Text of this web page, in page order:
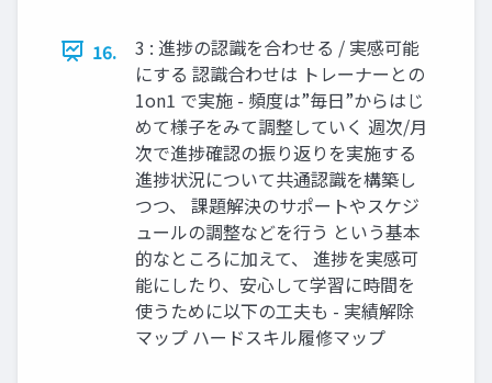
16.
3 : 進捗の認識を合わせる / 実感可能
にする 認識合わせは トレーナーとの
1on1 で実施 - 頻度は”毎日”からはじ
めて様子をみて調整していく 週次/月
次で進捗確認の振り返りを実施する
進捗状況について共通認識を構築し
つつ、 課題解決のサポートやスケジ
ュールの調整などを行う という基本
的なところに加えて、 進捗を実感可
能にしたり、安心して学習に時間を
使うために以下の工夫も - 実績解除
マップ ハードスキル履修マップ